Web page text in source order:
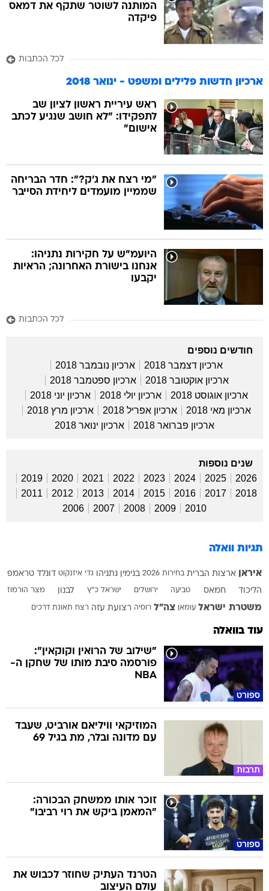
המותנה לשוטר שתקף את דמאס
פיקדה
לכל הכתבות
ארכיון חדשות פלילים ומשפט - ינואר 2018
ראש עיריית ראשון לציון שב
לתפקידו: "לא חושב שנגיע לכתב
אישום"
"מי רצח את ג'ק?": חדר הבריחה
שממיין מועמדים ליחידת הסייבר
היועמ"ש על חקירות נתניהו:
אנחנו בישורת האחרונה; הראיות
יקבעו
לכל הכתבות
חודשים נוספים
ארכיון דצמבר 2018
ארכיון נובמבר 2018
ארכיון אוקטובר 2018
ארכיון ספטמבר 2018
ארכיון אוגוסט 2018
ארכיון יולי 2018
ארכיון יוני 2018
ארכיון מאי 2018
ארכיון אפריל 2018
ארכיון מרץ 2018
ארכיון פברואר 2018
ארכיון ינואר 2018
שנים נוספות
2026
2025
2024
2023
2022
2021
2020
2019
2018
2017
2016
2015
2014
2013
2012
2011
2010
2009
2008
2007
2006
תגיות וואלה
איראן ארצות הברית בחירות 2026 בנימין נתניהו גדי איזנקוט דונלד טראמפ
הליכוד חמאס טביעה ירושלים ישראל כ"ץ לבנון מצר הורמוז
משטרת ישראל עומאן צה"ל רוסיה רצועת עזה רצח תאונת דרכים
עוד בוואלה
ספורט
"שילוב של הרואין וקוקאין":
פורסמה סיבת מותו של שחקן ה-
NBA
תרבות
המוזיקאי וויליאם אורביט, שעבד
עם מדונה ובלר, מת בגיל 69
ספורט
זוכר אותו ממשחק הבכורה:
"המאמן ביקש את רוי רביבו"
הטרנד העתיק שחוזר לכבוש את
עולם העיצוב